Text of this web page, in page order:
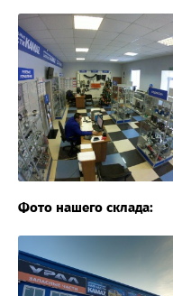
Фото нашего склада: